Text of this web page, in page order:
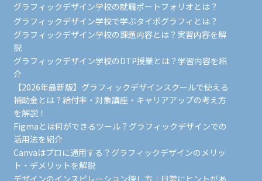
グラフィックデザイン学校の就職ポートフォリオとは？
グラフィックデザイン学校で学ぶタイポグラフィとは？
グラフィックデザイン学校の課題内容とは？実習内容を解
説
グラフィックデザイン学校のDTP授業とは？学習内容を紹
介
【2026年最新版】グラフィックデザインスクールで使える
補助金とは？給付率・対象講座・キャリアアップの考え方
を解説！
Figmaとは何ができるツール？グラフィックデザインでの
活用法を紹介
Canvaはプロに通用する？グラフィックデザインのメリッ
ト・デメリットを解説
デザインのインスピレーション探し方｜日常にヒントがあ